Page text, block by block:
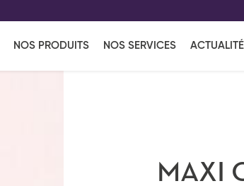
NOS PRODUITS NOS SERVICES
EFFACER
Une solution
MAXI